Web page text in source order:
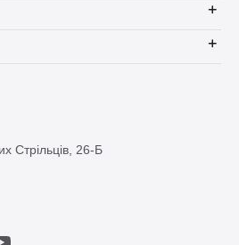
Стрільців, 26-Б